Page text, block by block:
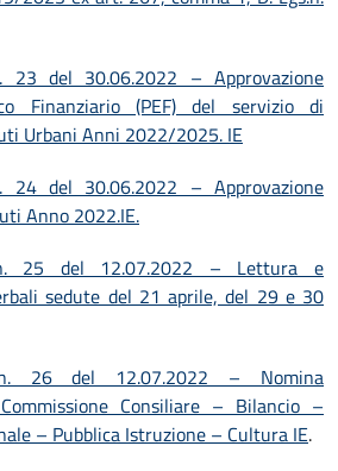
23 del 30.06.2022 – Approvazione
Finanziario (PEF) del servizio di
Urbani Anni 2022/2025. IE
24 del 30.06.2022 – Approvazione
Anno 2022.IE.
n. 25 del 12.07.2022 – Lettura e
sedute del 21 aprile, del 29 e 30
n. 26 del 12.07.2022 – Nomina
Consiliare – Bilancio –
– Pubblica Istruzione – Cultura IE.